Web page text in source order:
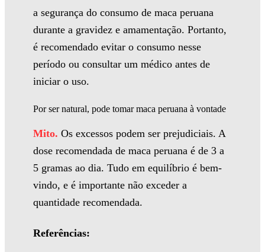
a segurança do consumo de maca peruana
durante a gravidez e amamentação. Portanto,
é recomendado evitar o consumo nesse
período ou consultar um médico antes de
iniciar o uso.
Por ser natural, pode tomar maca peruana à vontade
Mito. Os excessos podem ser prejudiciais. A
dose recomendada de maca peruana é de 3 a
5 gramas ao dia. Tudo em equilíbrio é bem-
vindo, e é importante não exceder a
quantidade recomendada.
Referências: